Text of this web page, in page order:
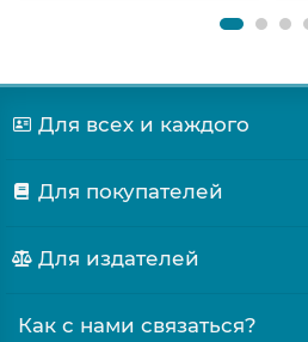
Для всех и каждого
Для покупателей
Для издателей
Как с нами связаться?